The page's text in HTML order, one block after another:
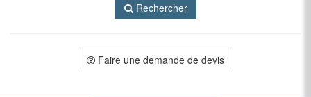
Rechercher
Faire une demande de devis